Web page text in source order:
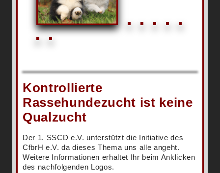
Kontrollierte
Rassehundezucht ist keine
Qualzucht
Der 1. SSCD e.V. unterstützt die Initiative des
CfbrH e.V. da dieses Thema uns alle angeht.
Weitere Informationen erhaltet Ihr beim Anklicken
des nachfolgenden Logos.